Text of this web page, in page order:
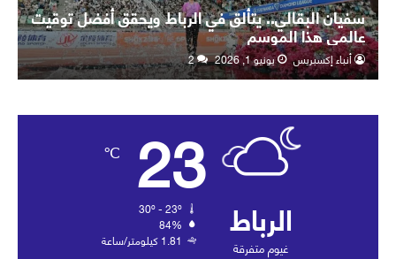
سفيان البقالي.. يتألق في الرباط ويحقق أفضل توقيت
عالمي هذا الموسم
أنباء إكسبريس يونيو 1, 2026 2
الرباط
غيوم متفرقة
23
℃
84%
1.81 كيلومتر/ساعة